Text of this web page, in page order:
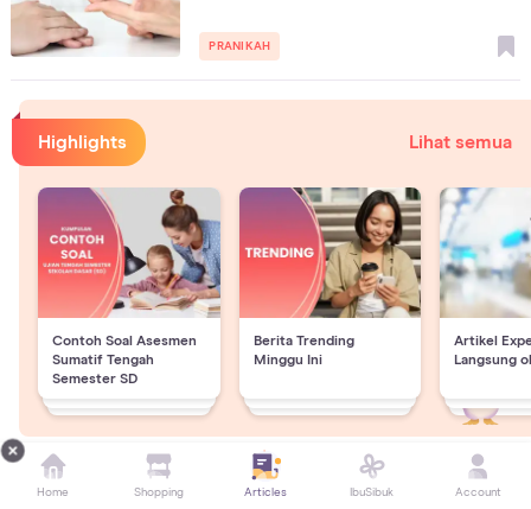
PRANIKAH
Highlights Lihat semua
Contoh Soal Asesmen
Sumatif Tengah
Semester SD
Berita Trending
Minggu Ini
Artikel
Langsung
Home Shopping Articles IbuSibuk Account